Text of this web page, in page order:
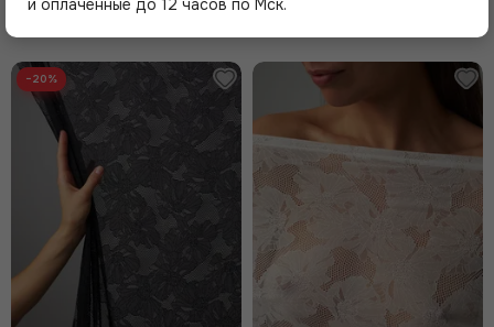
Похожие товары
−20%